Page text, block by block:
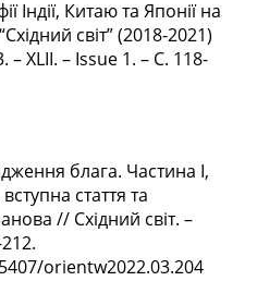
Індії, Китаю та Японії на
світ” (2018-2021)
XLII. – Issue 1. – С. 118-
блага. Частина І,
стаття та
// Східний світ. –
orientw2022.03.204